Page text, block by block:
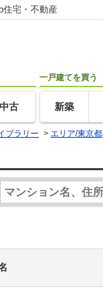
住宅・不動産
中古
一戸建てを買う
新築
ブラリー > エリア/東京都